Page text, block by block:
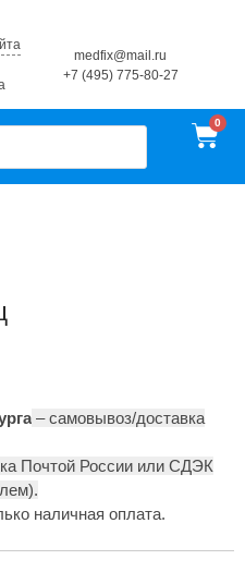
medfix@mail.ru
+7 (495) 775-80-27
– самовывоз/доставка
Почтой России или СДЭК
наличная оплата.